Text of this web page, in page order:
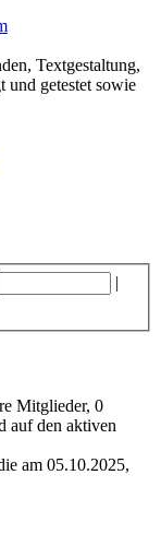
Textgestaltung,
und getestet sowie
|
Mitglieder, 0
auf den aktiven
am 05.10.2025,